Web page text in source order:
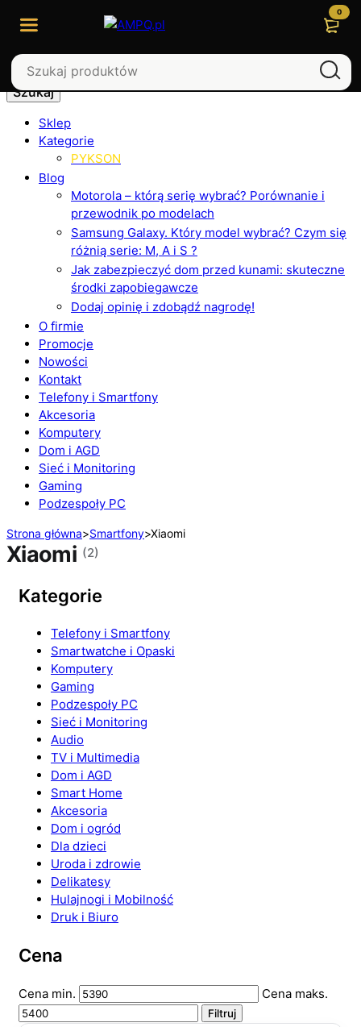
Szukaj
Sklep
Kategorie
PYKSON
Blog
Motorola – którą serię wybrać? Porównanie i
przewodnik po modelach
Samsung Galaxy. Który model wybrać? Czym się
różnią serie: M, A i S ?
Jak zabezpieczyć dom przed kunami: skuteczne
środki zapobiegawcze
Dodaj opinię i zdobądź nagrodę!
O firmie
Promocje
Nowości
Kontakt
Telefony i Smartfony
Akcesoria
Komputery
Dom i AGD
Sieć i Monitoring
Gaming
Podzespoły PC
0
Strona główna>Smartfony>Xiaomi
Xiaomi (2)
Kategorie
Telefony i Smartfony
Smartwatche i Opaski
Komputery
Gaming
Podzespoły PC
Sieć i Monitoring
Audio
TV i Multimedia
Dom i AGD
Smart Home
Akcesoria
Dom i ogród
Dla dzieci
Uroda i zdrowie
Delikatesy
Hulajnogi i Mobilność
Druk i Biuro
Cena
Cena min. Cena maks.
Filtruj